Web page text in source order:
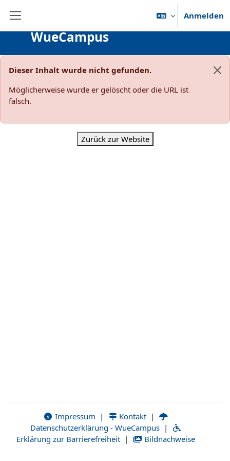
Anmelden
WueCampus
Dieser Inhalt wurde nicht gefunden.
Möglicherweise wurde er gelöscht oder die URL ist
falsch.
Zurück zur Website
Impressum | Kontakt |
Datenschutzerklärung - WueCampus |
Erklärung zur Barrierefreiheit | Bildnachweise